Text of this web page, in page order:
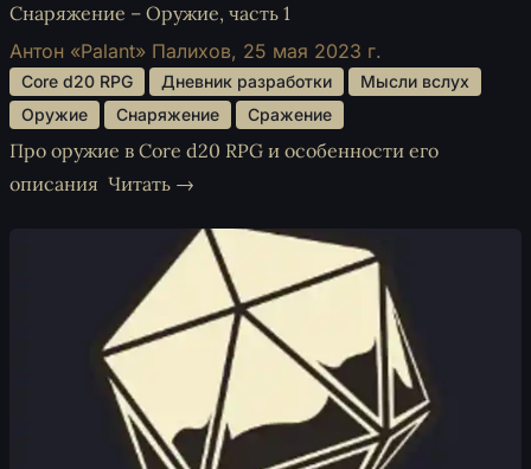
Снаряжение – Оружие, часть 1
Антон «Palant» Палихов, 25 мая 2023 г.
Core d20 RPG Дневник разработки
Мысли вслух
Оружие
Снаряжение Сражение
Про оружие в Core d20 RPG и особенности его
описания Читать →